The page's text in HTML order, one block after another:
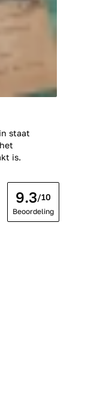
staat
is.
9.3/10
Beoordeling